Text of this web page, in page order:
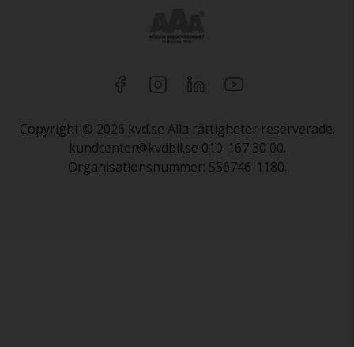
Copyright © 2026 kvd.se Alla rättigheter reserverade.
kundcenter@kvdbil.se 010-167 30 00.
Organisationsnummer: 556746-1180.